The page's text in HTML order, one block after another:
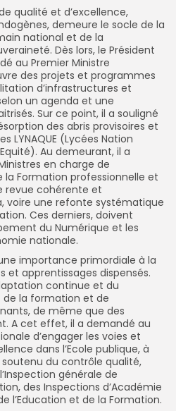
qualité et d’excellence,
demeure le socle de la
national et de la
Dès lors, le Président
au Premier Ministre
des projets et programmes
d’infrastructures et
un agenda et une
Sur ce point, il a souligné
des abris provisoires et
LYNAQUE (Lycées Nation
Au demeurant, il a
en charge de
la Formation professionnelle et
revue cohérente et
voire une refonte systématique
Ces derniers, doivent
du Numérique et les
nationale.
importance primordiale à la
et apprentissages dispensés.
continue et du
la formation et de
de même que des
A cet effet, il a demandé au
d’engager les voies et
dans l’Ecole publique, à
du contrôle qualité,
générale de
des Inspections d’Académie
l’Education et de la Formation.